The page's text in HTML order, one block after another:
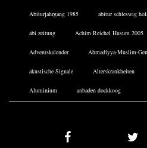
Abiturjahrgang 1985 abitur schleswig
abi zeitung Achim Reichel Husum 2005
Adventskalender Ahmadiyya-Muslim-
akustische Signale Alterskrankheiten
Aluminium anbaden dockkoog